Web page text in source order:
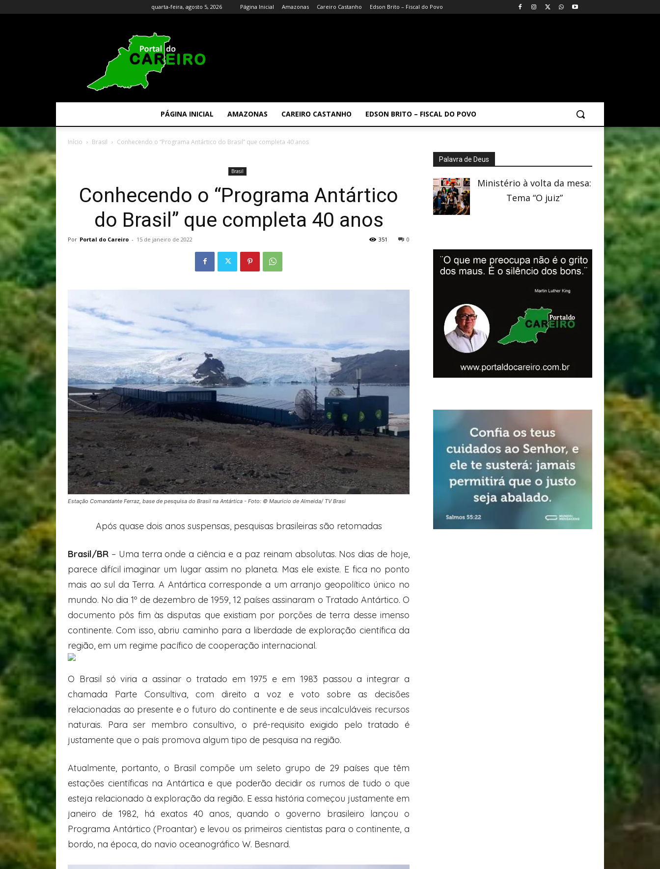
quarta-feira, agosto 5, 2026 Página Inicial Amazonas Careiro Castanho Edson Brito – Fiscal do Povo
PÁGINA INICIAL AMAZONAS CAREIRO CASTANHO EDSON BRITO – FISCAL DO POVO
Início Brasil Conhecendo o “Programa Antártico do Brasil” que completa 40 anos
Brasil
Conhecendo o “Programa Antártico
do Brasil” que completa 40 anos
Por Portal do Careiro - 15 de janeiro de 2022 0
351
Estação Comandante Ferraz, base de pesquisa do Brasil na Antártica - Foto: © Mauricio de Almeida/ TV Brasi
Após quase dois anos suspensas, pesquisas brasileiras são retomadas
Brasil/BR – Uma terra onde a ciência e a paz reinam absolutas. Nos dias de hoje,
parece difícil imaginar um lugar assim no planeta. Mas ele existe. E fica no ponto
mais ao sul da Terra. A Antártica corresponde a um arranjo geopolítico único no
mundo. No dia 1º de dezembro de 1959, 12 países assinaram o Tratado Antártico. O
documento pôs fim às disputas que existiam por porções de terra desse imenso
continente. Com isso, abriu caminho para a liberdade de exploração científica da
região, em um regime pacífico de cooperação internacional.
O Brasil só viria a assinar o tratado em 1975 e em 1983 passou a integrar a
chamada Parte Consultiva, com direito a voz e voto sobre as decisões
relacionadas ao presente e o futuro do continente e de seus incalculáveis recursos
naturais. Para ser membro consultivo, o pré-requisito exigido pelo tratado é
justamente que o país promova algum tipo de pesquisa na região.
Atualmente, portanto, o Brasil compõe um seleto grupo de 29 países que têm
estações científicas na Antártica e que poderão decidir os rumos de tudo o que
esteja relacionado à exploração da região. E essa história começou justamente em
janeiro de 1982, há exatos 40 anos, quando o governo brasileiro lançou o
Programa Antártico (Proantar) e levou os primeiros cientistas para o continente, a
bordo, na época, do navio oceanográfico W. Besnard.
Palavra de Deus
Ministério à volta da mesa:
Tema “O juiz”